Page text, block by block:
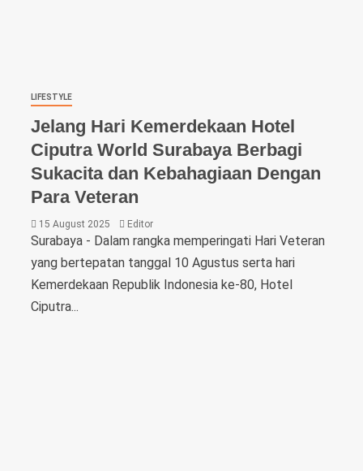
LIFESTYLE
Jelang Hari Kemerdekaan Hotel
Ciputra World Surabaya Berbagi
Sukacita dan Kebahagiaan Dengan
Para Veteran
15 August 2025 Editor
Surabaya - Dalam rangka memperingati Hari Veteran
yang bertepatan tanggal 10 Agustus serta hari
Kemerdekaan Republik Indonesia ke-80, Hotel
Ciputra...